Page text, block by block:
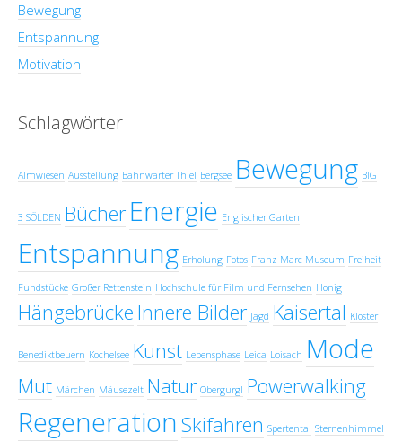
Bewegung
Entspannung
Motivation
Schlagwörter
Almwiesen Ausstellung Bahnwärter Thiel Bergsee Bewegung BIG
3 SÖLDEN Bücher Energie Englischer Garten
Entspannung Erholung Fotos Franz Marc Museum Freiheit
Fundstücke Großer Rettenstein Hochschule für Film und Fernsehen Honig
Hängebrücke Innere Bilder Jagd Kaisertal Kloster
Benediktbeuern Kochelsee Kunst Lebensphase Leica Loisach Mode
Mut Märchen Mäusezelt Natur Obergurgl Powerwalking
Regeneration Skifahren Spertental Sternenhimmel